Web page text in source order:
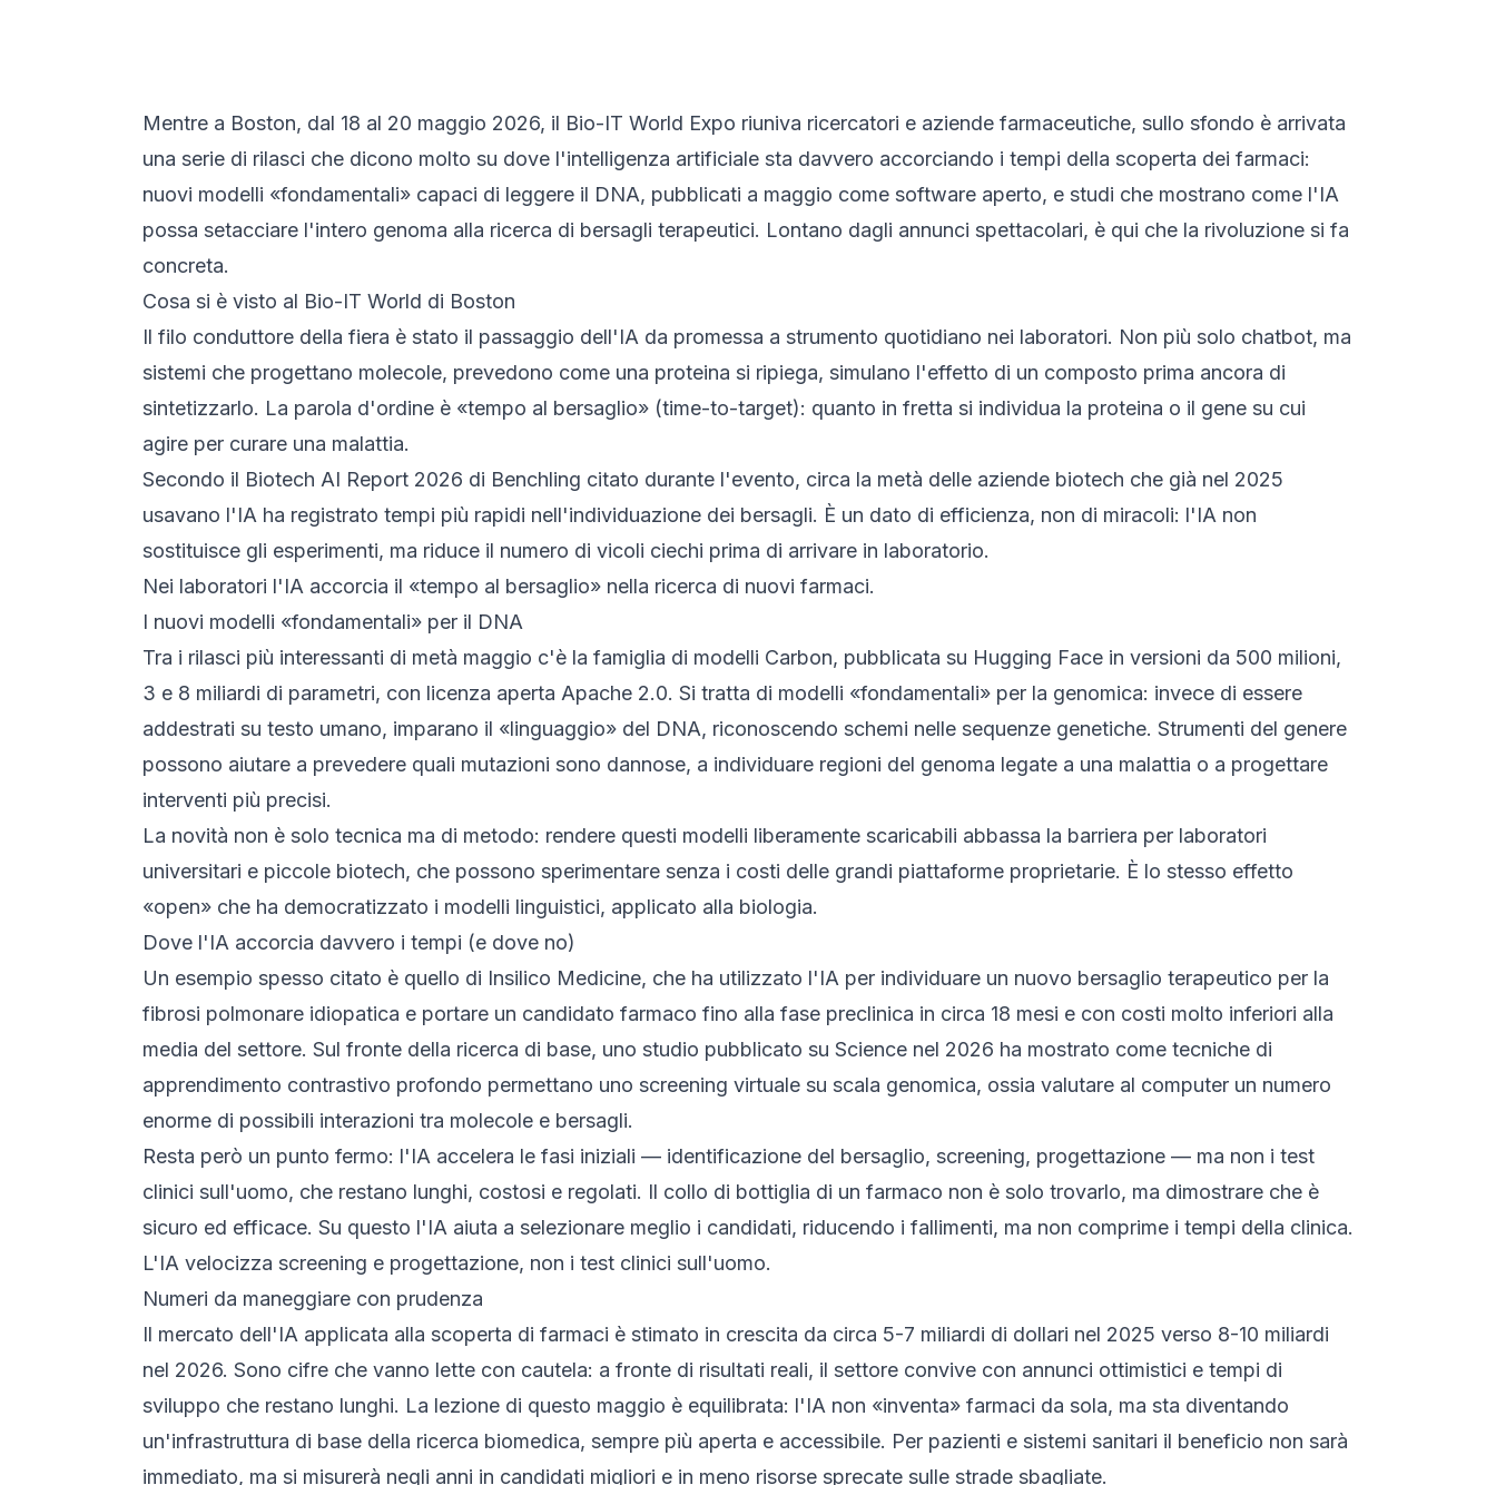
Mentre a Boston, dal 18 al 20 maggio 2026, il Bio-IT World Expo riuniva ricercatori e aziende farmaceutiche, sullo sfondo è arrivata
una serie di rilasci che dicono molto su dove l'intelligenza artificiale sta davvero accorciando i tempi della scoperta dei farmaci:
nuovi modelli «fondamentali» capaci di leggere il DNA, pubblicati a maggio come software aperto, e studi che mostrano come l'IA
possa setacciare l'intero genoma alla ricerca di bersagli terapeutici. Lontano dagli annunci spettacolari, è qui che la rivoluzione si fa
concreta.
Cosa si è visto al Bio-IT World di Boston
Il filo conduttore della fiera è stato il passaggio dell'IA da promessa a strumento quotidiano nei laboratori. Non più solo chatbot, ma
sistemi che progettano molecole, prevedono come una proteina si ripiega, simulano l'effetto di un composto prima ancora di
sintetizzarlo. La parola d'ordine è «tempo al bersaglio» (time-to-target): quanto in fretta si individua la proteina o il gene su cui
agire per curare una malattia.
Secondo il Biotech AI Report 2026 di Benchling citato durante l'evento, circa la metà delle aziende biotech che già nel 2025
usavano l'IA ha registrato tempi più rapidi nell'individuazione dei bersagli. È un dato di efficienza, non di miracoli: l'IA non
sostituisce gli esperimenti, ma riduce il numero di vicoli ciechi prima di arrivare in laboratorio.
Nei laboratori l'IA accorcia il «tempo al bersaglio» nella ricerca di nuovi farmaci.
I nuovi modelli «fondamentali» per il DNA
Tra i rilasci più interessanti di metà maggio c'è la famiglia di modelli Carbon, pubblicata su Hugging Face in versioni da 500 milioni,
3 e 8 miliardi di parametri, con licenza aperta Apache 2.0. Si tratta di modelli «fondamentali» per la genomica: invece di essere
addestrati su testo umano, imparano il «linguaggio» del DNA, riconoscendo schemi nelle sequenze genetiche. Strumenti del genere
possono aiutare a prevedere quali mutazioni sono dannose, a individuare regioni del genoma legate a una malattia o a progettare
interventi più precisi.
La novità non è solo tecnica ma di metodo: rendere questi modelli liberamente scaricabili abbassa la barriera per laboratori
universitari e piccole biotech, che possono sperimentare senza i costi delle grandi piattaforme proprietarie. È lo stesso effetto
«open» che ha democratizzato i modelli linguistici, applicato alla biologia.
Dove l'IA accorcia davvero i tempi (e dove no)
Un esempio spesso citato è quello di Insilico Medicine, che ha utilizzato l'IA per individuare un nuovo bersaglio terapeutico per la
fibrosi polmonare idiopatica e portare un candidato farmaco fino alla fase preclinica in circa 18 mesi e con costi molto inferiori alla
media del settore. Sul fronte della ricerca di base, uno studio pubblicato su Science nel 2026 ha mostrato come tecniche di
apprendimento contrastivo profondo permettano uno screening virtuale su scala genomica, ossia valutare al computer un numero
enorme di possibili interazioni tra molecole e bersagli.
Resta però un punto fermo: l'IA accelera le fasi iniziali — identificazione del bersaglio, screening, progettazione — ma non i test
clinici sull'uomo, che restano lunghi, costosi e regolati. Il collo di bottiglia di un farmaco non è solo trovarlo, ma dimostrare che è
sicuro ed efficace. Su questo l'IA aiuta a selezionare meglio i candidati, riducendo i fallimenti, ma non comprime i tempi della clinica.
L'IA velocizza screening e progettazione, non i test clinici sull'uomo.
Numeri da maneggiare con prudenza
Il mercato dell'IA applicata alla scoperta di farmaci è stimato in crescita da circa 5-7 miliardi di dollari nel 2025 verso 8-10 miliardi
nel 2026. Sono cifre che vanno lette con cautela: a fronte di risultati reali, il settore convive con annunci ottimistici e tempi di
sviluppo che restano lunghi. La lezione di questo maggio è equilibrata: l'IA non «inventa» farmaci da sola, ma sta diventando
un'infrastruttura di base della ricerca biomedica, sempre più aperta e accessibile. Per pazienti e sistemi sanitari il beneficio non sarà
immediato, ma si misurerà negli anni in candidati migliori e in meno risorse sprecate sulle strade sbagliate.